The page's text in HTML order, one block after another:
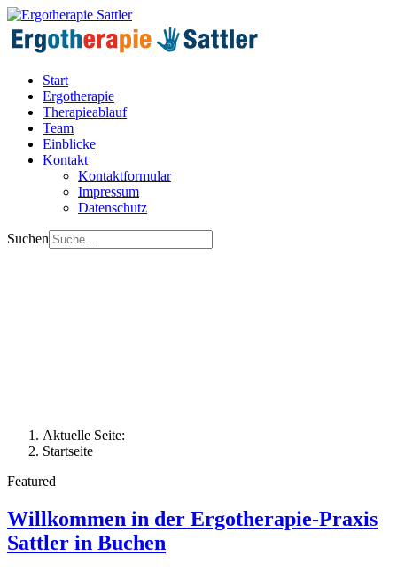
Start
Ergotherapie
Therapieablauf
Team
Einblicke
Kontakt
Kontaktformular
Impressum
Datenschutz
Suchen
Aktuelle Seite:
Startseite
Featured
Willkommen in der Ergotherapie-Praxis
Sattler in Buchen